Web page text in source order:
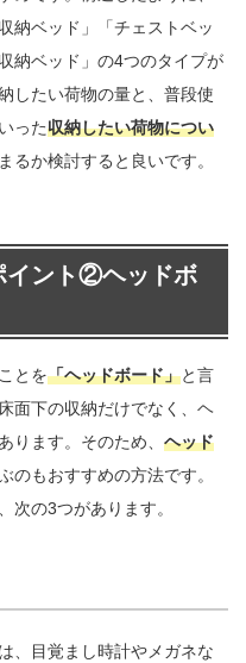
納ベッド」「チェストベッ
納ベッド」の4つのタイプが
したい荷物の量と、普段使
った収納したい荷物につい
るか検討すると良いです。
イント②ヘッドボ
とを「ヘッドボード」と言
面下の収納だけでなく、ヘ
ります。そのため、 ヘッド
のもおすすめの方法です。
次の3つがあります。
、目覚まし時計やメガネな